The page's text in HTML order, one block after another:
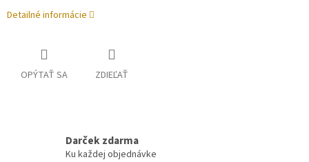
Detailné informácie
OPÝTAŤ SA ZDIEĽAŤ
Darček zdarma
Ku každej objednávke